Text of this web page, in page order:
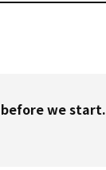
we start.